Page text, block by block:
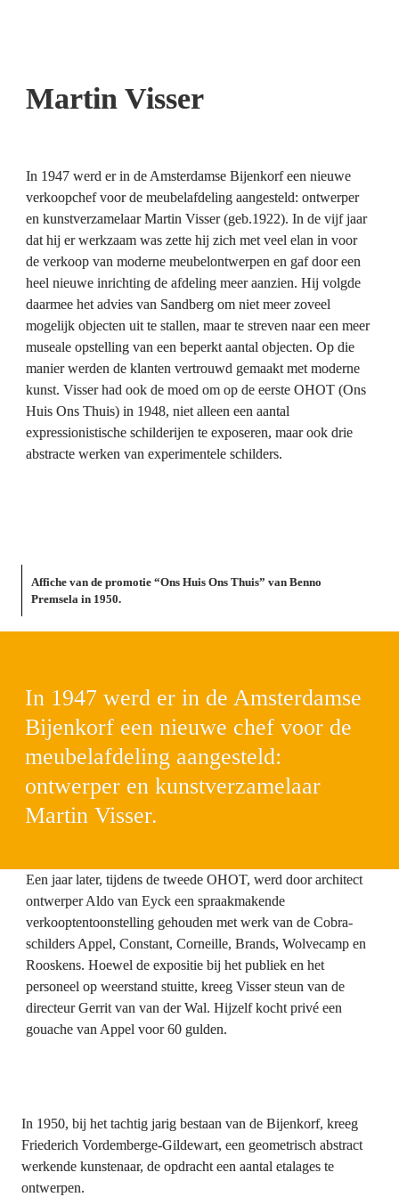
Martin Visser
Affiche van de promotie “Ons Huis Ons Thuis” van Benno
Premsela in 1950.
In 1947 werd er in de Amsterdamse Bijenkorf een nieuwe
verkoopchef voor de meubelafdeling aangesteld: ontwerper
en kunstverzamelaar Martin Visser (geb.1922). In de vijf jaar
dat hij er werkzaam was zette hij zich met veel elan in voor
de verkoop van moderne meubelontwerpen en gaf door een
heel nieuwe inrichting de afdeling meer aanzien. Hij volgde
daarmee het advies van Sandberg om niet meer zoveel
mogelijk objecten uit te stallen, maar te streven naar een meer
museale opstelling van een beperkt aantal objecten. Op die
manier werden de klanten vertrouwd gemaakt met moderne
kunst. Visser had ook de moed om op de eerste OHOT (Ons
Huis Ons Thuis) in 1948, niet alleen een aantal
expressionistische schilderijen te exposeren, maar ook drie
abstracte werken van experimentele schilders.
In 1947 werd er in de Amsterdamse
Bijenkorf een nieuwe chef voor de
meubelafdeling aangesteld:
ontwerper en kunstverzamelaar
Martin Visser.
Een jaar later, tijdens de tweede OHOT, werd door architect
ontwerper Aldo van Eyck een spraakmakende
verkooptentoonstelling gehouden met werk van de Cobra-
schilders Appel, Constant, Corneille, Brands, Wolvecamp en
Rooskens. Hoewel de expositie bij het publiek en het
personeel op weerstand stuitte, kreeg Visser steun van de
directeur Gerrit van van der Wal. Hijzelf kocht privé een
gouache van Appel voor 60 gulden.
In 1950, bij het tachtig jarig bestaan van de Bijenkorf, kreeg
Friederich Vordemberge-Gildewart, een geometrisch abstract
werkende kunstenaar, de opdracht een aantal etalages te
ontwerpen.